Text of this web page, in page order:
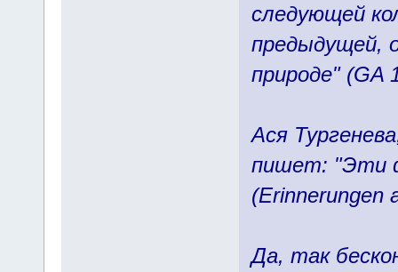
следующей
предыдущей,
природе" (GA
Ася
пишет: "Эти
(Erinnerungen
Да, так